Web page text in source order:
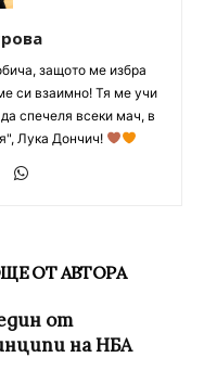
защото ме избра
си взаимно! Тя ме учи
спечеля всеки мач, в
Лука Дончич!
ОТ АВТОРА
от
на НБА